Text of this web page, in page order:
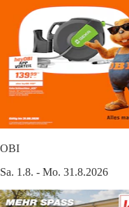
OBI
Sa. 1.8. - Mo. 31.8.2026